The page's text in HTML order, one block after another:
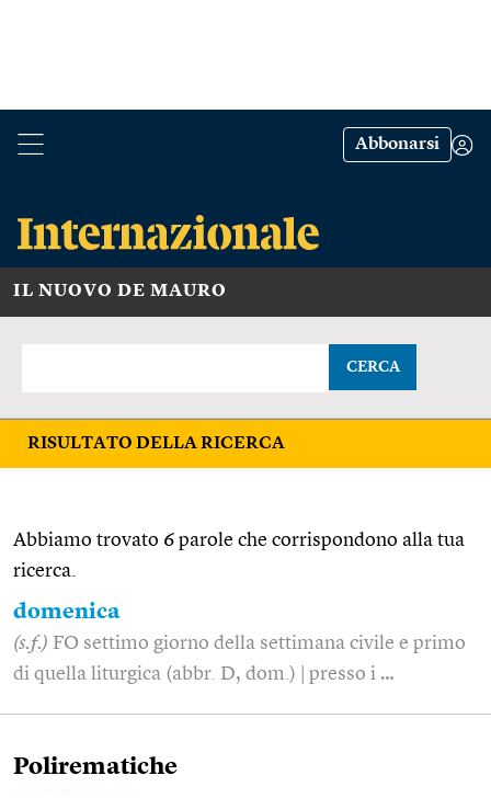
Abbonarsi
IL NUOVO DE MAURO
CERCA
RISULTATO DELLA RICERCA
Abbiamo trovato 6 parole che corrispondono alla tua
ricerca.
domenica
(s.f.) FO settimo giorno della settimana civile e primo
di quella liturgica (abbr. D, dom.) | presso i …
Polirematiche